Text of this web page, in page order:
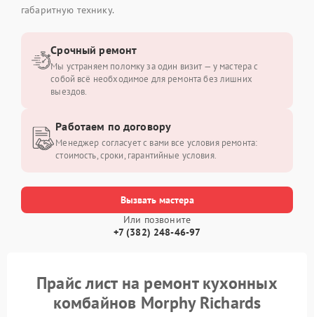
габаритную технику.
Вызвать мастера
Или позвоните
+7 (382) 248-46-97
Срочный ремонт
Мы устраняем поломку за один визит — у мастера с
собой всё необходимое для ремонта без лишних
выездов.
Работаем по договору
Менеджер согласует с вами все условия ремонта:
стоимость, сроки, гарантийные условия.
Прайс лист на ремонт кухонных
комбайнов Morphy Richards